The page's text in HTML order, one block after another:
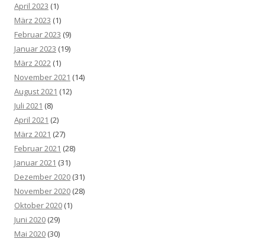
April 2023 (1)
März 2023 (1)
Februar 2023 (9)
Januar 2023 (19)
März 2022 (1)
November 2021 (14)
August 2021 (12)
Juli 2021 (8)
April 2021 (2)
März 2021 (27)
Februar 2021 (28)
Januar 2021 (31)
Dezember 2020 (31)
November 2020 (28)
Oktober 2020 (1)
Juni 2020 (29)
Mai 2020 (30)